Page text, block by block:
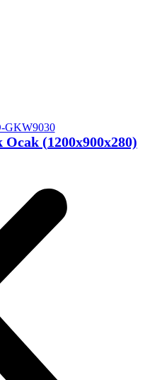
GKW9030
(1200x900x280)